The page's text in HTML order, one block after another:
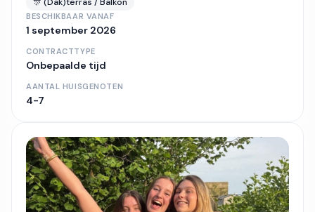
BESCHIKBAAR VANAF
1 september 2026
CONTRACTTYPE
Onbepaalde tijd
AANTAL HUISGENOTEN
4-7